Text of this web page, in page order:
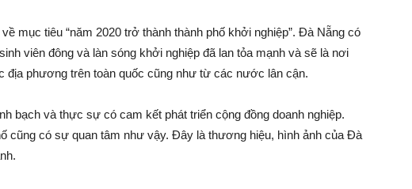
mục tiêu “năm 2020 trở thành thành phố khởi nghiệp”. Đà Nẵng có
viên đông và làn sóng khởi nghiệp đã lan tỏa mạnh và sẽ là nơi
địa phương trên toàn quốc cũng như từ các nước lân cận.
bạch và thực sự có cam kết phát triển cộng đồng doanh nghiệp.
cũng có sự quan tâm như vậy. Đây là thương hiệu, hình ảnh của Đà